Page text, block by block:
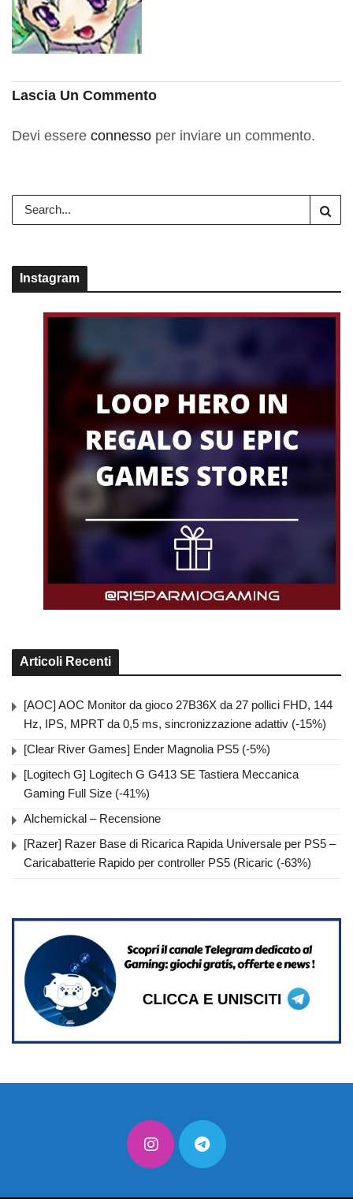
Lascia Un Commento
Devi essere connesso per inviare un commento.
Instagram
Articoli Recenti
[AOC] AOC Monitor da gioco 27B36X da 27 pollici FHD, 144
Hz, IPS, MPRT da 0,5 ms, sincronizzazione adattiv (-15%)
[Clear River Games] Ender Magnolia PS5 (-5%)
[Logitech G] Logitech G G413 SE Tastiera Meccanica
Gaming Full Size (-41%)
Alchemickal – Recensione
[Razer] Razer Base di Ricarica Rapida Universale per PS5 –
Caricabatterie Rapido per controller PS5 (Ricaric (-63%)